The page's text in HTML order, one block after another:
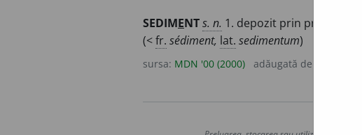
SEDIMENTs. n. 1. depozit prin
(<fr. sédiment, lat. sedimentum)
sursa: MDN '00 (2000) adăugată de